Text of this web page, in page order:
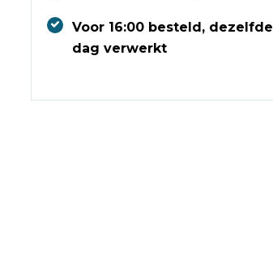
Voor 16:00 besteld, dezelfde
dag verwerkt